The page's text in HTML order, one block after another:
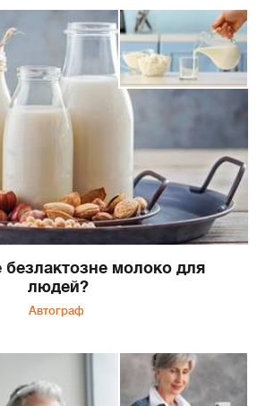
безлактозне молоко для
людей?
Автограф